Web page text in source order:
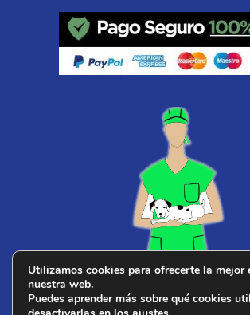
¿ Buscasveterinario cerca
Utilizamos cookies para ofrecerte la mejor
nuestra web.
Puedes aprender más sobre qué cookies